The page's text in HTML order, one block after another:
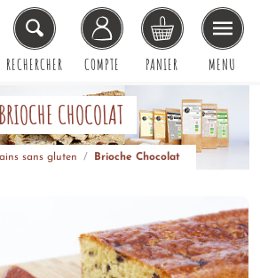
RECHERCHER COMPTE PANIER MENU
BRIOCHE CHOCOLAT
sans gluten Brioche Chocolat